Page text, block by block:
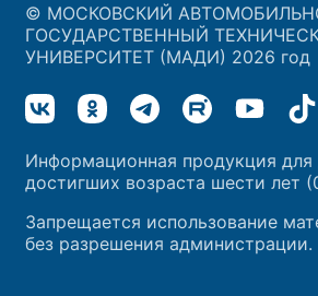
© МОСКОВСКИЙ
ГОСУДАРСТВЕННЫЙ
УНИВЕРСИТЕТ (МАДИ) 2026 год
Информационная продукция для
достигших возраста шести лет
Запрещается использование
без разрешения администрации.